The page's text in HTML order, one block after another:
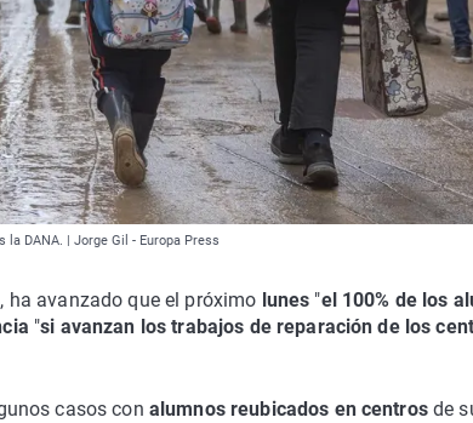
DANA. | Jorge Gil - Europa Press
, ha avanzado que el próximo lunes "el 100% de los
"si avanzan los trabajos de reparación de los
casos con alumnos reubicados en centrosde